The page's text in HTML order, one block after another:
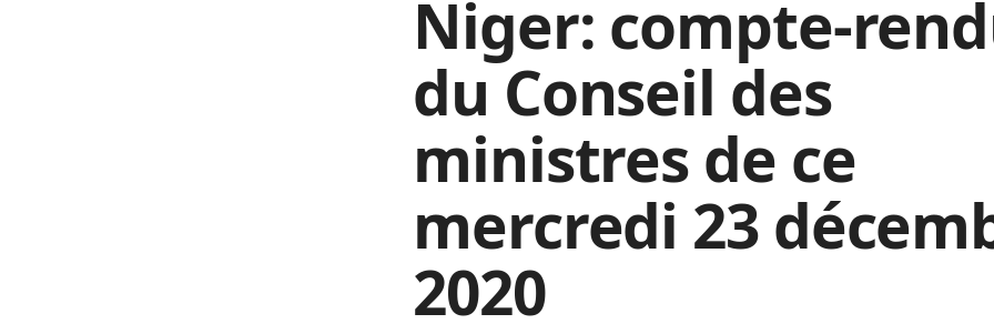
Niger: compte-
du Conseil des
ministres de ce
mercredi 23
2020